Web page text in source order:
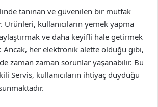
tanınan ve güvenilen bir mutfak
Ürünleri, kullanıcıların yemek yapma
ve daha keyifli hale getirmek
Ancak, her elektronik alette olduğu gibi,
zaman zaman sorunlar yaşanabilir. Bu
Servis, kullanıcıların ihtiyaç duyduğu